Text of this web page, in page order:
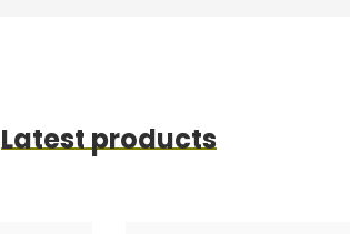
Latest products